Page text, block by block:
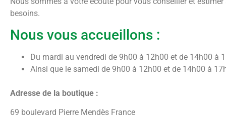
besoins.
Nous vous accueillons :
Du mardi au vendredi de 9h00 à 12h00 et de 14h00 à
Ainsi que le samedi de 9h00 à 12h00 et de 14h00 à
Adresse de la boutique :
69 boulevard Pierre Mendès France